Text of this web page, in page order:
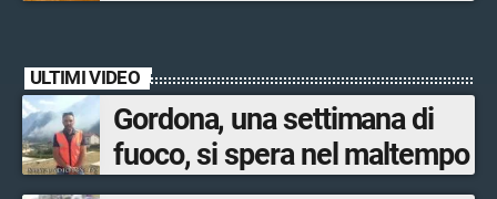
ULTIMI VIDEO
Gordona, una settimana di
fuoco, si spera nel maltempo